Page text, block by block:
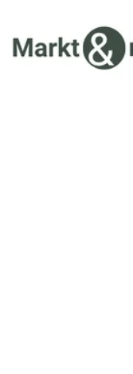
inhoud